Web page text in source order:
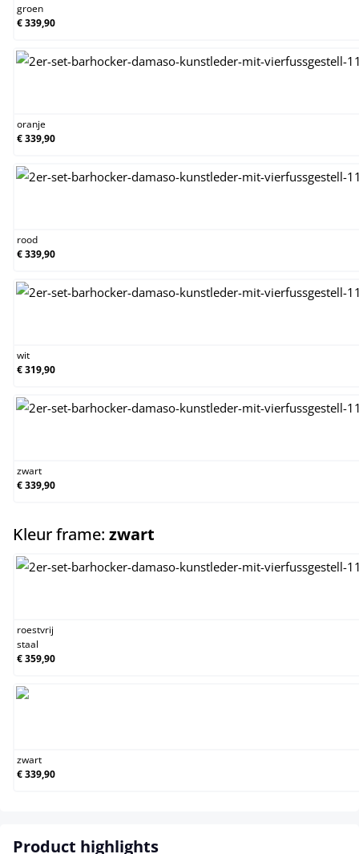
groen
€ 339,90
oranje
€ 339,90
rood
€ 339,90
wit
€ 319,90
zwart
€ 339,90
Kleur frame: zwart
roestvrij
staal
€ 359,90
zwart
€ 339,90
Product highlights